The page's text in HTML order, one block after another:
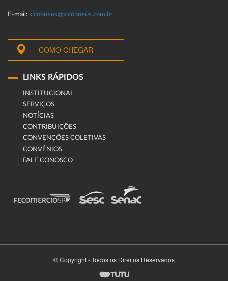
E-mail: sicopneus@sicopneus.com.br
COMO CHEGAR
LINKS RÁPIDOS
INSTITUCIONAL
SERVIÇOS
NOTÍCIAS
CONTRIBUIÇÕES
CONVENÇÕES COLETIVAS
CONVÊNIOS
FALE CONOSCO
© Copyright - Todos os Direitos Reservados